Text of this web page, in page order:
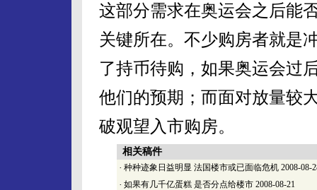
这部分需求在奥运会之后能
关键所在。不少购房者就是
了持币待购，如果奥运会过
他们的预期；而面对放量较
破观望入市购房。
相关稿件
· 种种迹象日益明显 法国楼市或已面临危机 2008-08-
· 如果有几千亿蛋糕 是否分点给楼市 2008-08-21